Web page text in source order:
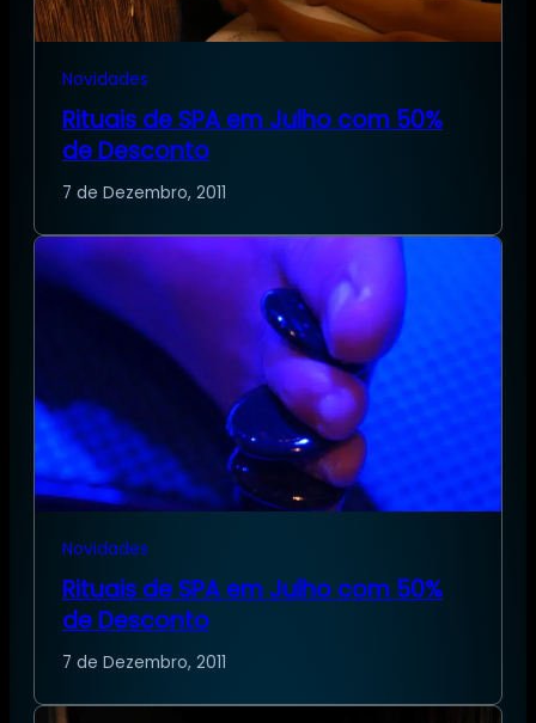
Novidades
Rituais de SPA em Julho com 50%
de Desconto
7 de Dezembro, 2011
Novidades
Rituais de SPA em Julho com 50%
de Desconto
7 de Dezembro, 2011